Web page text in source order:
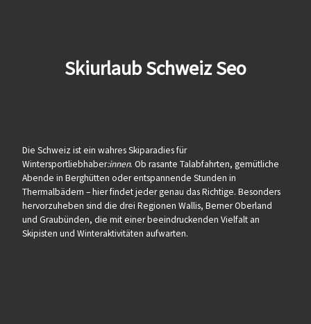
Skiurlaub Schweiz Seo
Die Schweiz ist ein wahres Skiparadies für
Wintersportliebhaber:innen. Ob rasante Talabfahrten, gemütliche
Abende in Berghütten oder entspannende Stunden in
Thermalbädern – hier findet jeder genau das Richtige. Besonders
hervorzuheben sind die drei Regionen Wallis, Berner Oberland
und Graubünden, die mit einer beeindruckenden Vielfalt an
Skipisten und Winteraktivitäten aufwarten.